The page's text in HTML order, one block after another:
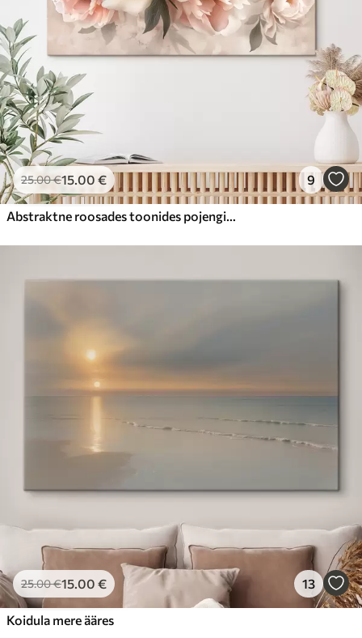
25.00€15.00 € 9
Abstraktne roosades toonides pojengide kimp
25.00€15.00 € 13
Koidula mere ääres